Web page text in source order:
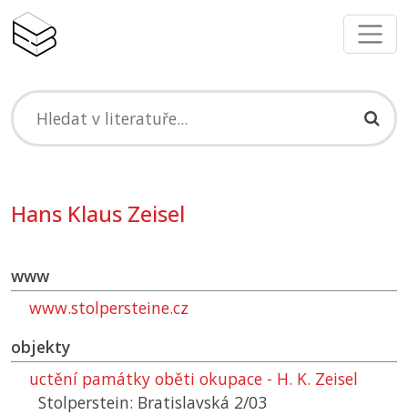
Hans Klaus Zeisel
www
www.stolpersteine.cz
objekty
uctění památky oběti okupace - H. K. Zeisel
Stolperstein: Bratislavská 2/03